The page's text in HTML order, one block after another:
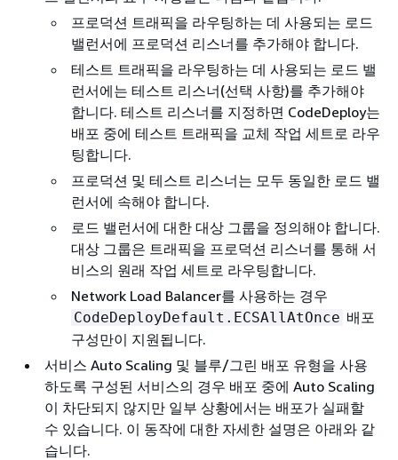
프로덕션 트래픽을 라우팅하는 데 사용되는 로드
밸런서에 프로덕션 리스너를 추가해야 합니다.
테스트 트래픽을 라우팅하는 데 사용되는 로드 밸
런서에는 테스트 리스너(선택 사항)를 추가해야
합니다. 테스트 리스너를 지정하면 CodeDeploy는
배포 중에 테스트 트래픽을 교체 작업 세트로 라우
팅합니다.
프로덕션 및 테스트 리스너는 모두 동일한 로드 밸
런서에 속해야 합니다.
로드 밸런서에 대한 대상 그룹을 정의해야 합니다.
대상 그룹은 트래픽을 프로덕션 리스너를 통해 서
비스의 원래 작업 세트로 라우팅합니다.
Network Load Balancer를 사용하는 경우
CodeDeployDefault.ECSAllAtOnce 배포
구성만이 지원됩니다.
서비스 Auto Scaling 및 블루/그린 배포 유형을 사용
하도록 구성된 서비스의 경우 배포 중에 Auto Scaling
이 차단되지 않지만 일부 상황에서는 배포가 실패할
수 있습니다. 이 동작에 대한 자세한 설명은 아래와 같
습니다.